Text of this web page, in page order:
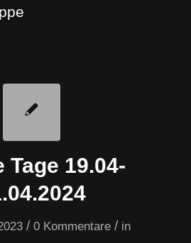
Tage 19.04-
/ 0 Kommentare / in